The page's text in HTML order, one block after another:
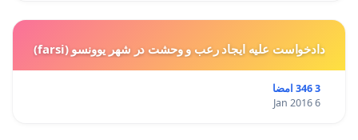
دادخواست علیه ایجاد رعب و وحشت در شهر یوونسو (farsi)
3 346 امضا
6 Jan 2016